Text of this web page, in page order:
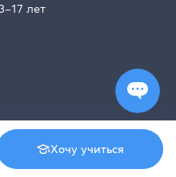
лет
Хочу учиться